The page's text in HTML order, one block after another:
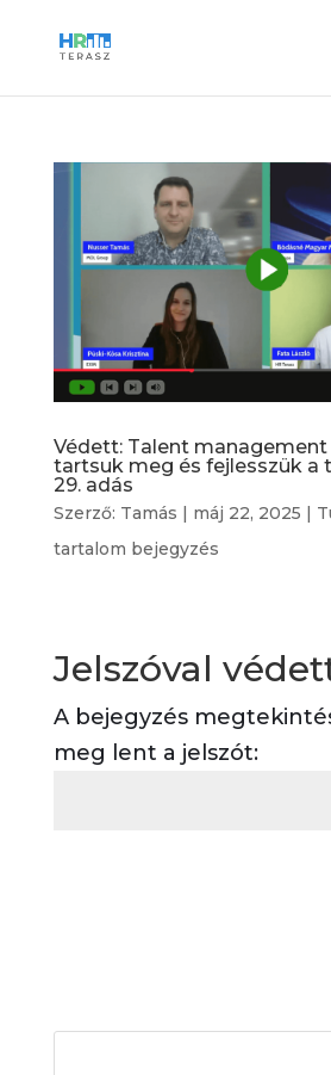
Védett: Talent management
tartsuk meg és fejlesszük a
29. adás
Szerző: Tamás | máj 22, 2025 |
tartalom bejegyzés
Jelszóval
A bejegyzés
meg lent a jelszót: